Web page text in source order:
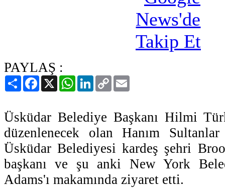
PAYLAŞ :
PaylaşFacebook
X WhatsAppLinkedIn
Copy
Link
Üsküdar Belediye Başkanı Hilmi
düzenlenecek olan Hanım
Üsküdar Belediyesi kardeş şehri
başkanı ve şu anki New York
Adams'ı makamında ziyaret etti.